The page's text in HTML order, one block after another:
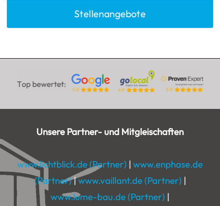
Stellenangebote
Unsere Partner- und Mitgleischaften
www.lichtblick.de (Partner) | www.enphase.de
(Partner)|www.vaillant.de (Partner) |
www.lume-bau.de (Partner) |